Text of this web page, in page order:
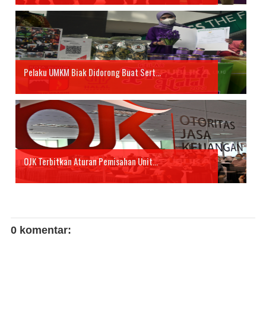
Pelaku UMKM Biak Didorong Buat Sert...
OJK Terbitkan Aturan Pemisahan Unit...
0 komentar: